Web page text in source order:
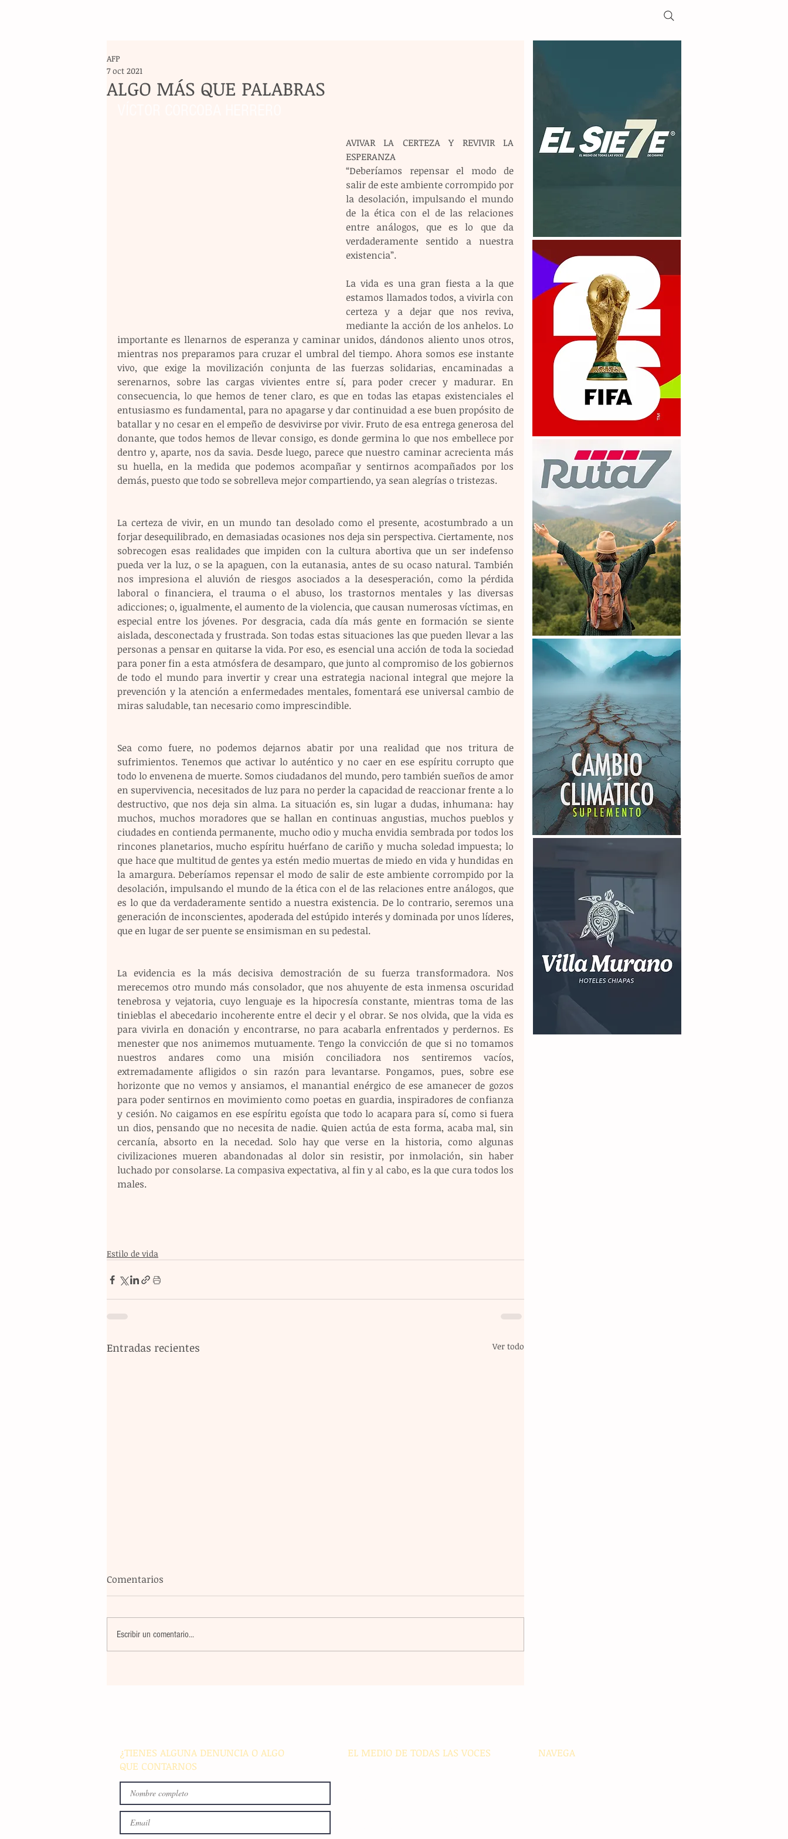
ALGO MÁS QUE PALABRAS
AFP
7 oct 2021
AVIVAR LA CERTEZA Y REVIVIR LA
ESPERANZA
“Deberíamos repensar el modo de
salir de este ambiente corrompido por
la desolación, impulsando el mundo
de la ética con el de las relaciones
entre análogos, que es lo que da
verdaderamente sentido a nuestra
existencia”.
La vida es una gran fiesta a la que
estamos llamados todos, a vivirla con
certeza y a dejar que nos reviva,
mediante la acción de los anhelos. Lo
importante es llenarnos de esperanza y caminar unidos, dándonos aliento unos otros,
mientras nos preparamos para cruzar el umbral del tiempo. Ahora somos ese instante
vivo, que exige la movilización conjunta de las fuerzas solidarias, encaminadas a
serenarnos, sobre las cargas vivientes entre sí, para poder crecer y madurar. En
consecuencia, lo que hemos de tener claro, es que en todas las etapas existenciales el
entusiasmo es fundamental, para no apagarse y dar continuidad a ese buen propósito de
batallar y no cesar en el empeño de desvivirse por vivir. Fruto de esa entrega generosa del
donante, que todos hemos de llevar consigo, es donde germina lo que nos embellece por
dentro y, aparte, nos da savia. Desde luego, parece que nuestro caminar acrecienta más
su huella, en la medida que podemos acompañar y sentirnos acompañados por los
demás, puesto que todo se sobrelleva mejor compartiendo, ya sean alegrías o tristezas.
La certeza de vivir, en un mundo tan desolado como el presente, acostumbrado a un
forjar desequilibrado, en demasiadas ocasiones nos deja sin perspectiva. Ciertamente, nos
sobrecogen esas realidades que impiden con la cultura abortiva que un ser indefenso
pueda ver la luz, o se la apaguen, con la eutanasia, antes de su ocaso natural. También
nos impresiona el aluvión de riesgos asociados a la desesperación, como la pérdida
laboral o financiera, el trauma o el abuso, los trastornos mentales y las diversas
adicciones; o, igualmente, el aumento de la violencia, que causan numerosas víctimas, en
especial entre los jóvenes. Por desgracia, cada día más gente en formación se siente
aislada, desconectada y frustrada. Son todas estas situaciones las que pueden llevar a las
personas a pensar en quitarse la vida. Por eso, es esencial una acción de toda la sociedad
para poner fin a esta atmósfera de desamparo, que junto al compromiso de los gobiernos
de todo el mundo para invertir y crear una estrategia nacional integral que mejore la
prevención y la atención a enfermedades mentales, fomentará ese universal cambio de
miras saludable, tan necesario como imprescindible.
Sea como fuere, no podemos dejarnos abatir por una realidad que nos tritura de
sufrimientos. Tenemos que activar lo auténtico y no caer en ese espíritu corrupto que
todo lo envenena de muerte. Somos ciudadanos del mundo, pero también sueños de amor
en supervivencia, necesitados de luz para no perder la capacidad de reaccionar frente a lo
destructivo, que nos deja sin alma. La situación es, sin lugar a dudas, inhumana: hay
muchos, muchos moradores que se hallan en continuas angustias, muchos pueblos y
ciudades en contienda permanente, mucho odio y mucha envidia sembrada por todos los
rincones planetarios, mucho espíritu huérfano de cariño y mucha soledad impuesta; lo
que hace que multitud de gentes ya estén medio muertas de miedo en vida y hundidas en
la amargura. Deberíamos repensar el modo de salir de este ambiente corrompido por la
desolación, impulsando el mundo de la ética con el de las relaciones entre análogos, que
es lo que da verdaderamente sentido a nuestra existencia. De lo contrario, seremos una
generación de inconscientes, apoderada del estúpido interés y dominada por unos líderes,
que en lugar de ser puente se ensimisman en su pedestal.
La evidencia es la más decisiva demostración de su fuerza transformadora. Nos
merecemos otro mundo más consolador, que nos ahuyente de esta inmensa oscuridad
tenebrosa y vejatoria, cuyo lenguaje es la hipocresía constante, mientras toma de las
tinieblas el abecedario incoherente entre el decir y el obrar. Se nos olvida, que la vida es
para vivirla en donación y encontrarse, no para acabarla enfrentados y perdernos. Es
menester que nos animemos mutuamente. Tengo la convicción de que si no tomamos
nuestros andares como una misión conciliadora nos sentiremos vacíos,
extremadamente afligidos o sin razón para levantarse. Pongamos, pues, sobre ese
horizonte que no vemos y ansiamos, el manantial enérgico de ese amanecer de gozos
para poder sentirnos en movimiento como poetas en guardia, inspiradores de confianza
y cesión. No caigamos en ese espíritu egoísta que todo lo acapara para sí, como si fuera
un dios, pensando que no necesita de nadie. Quien actúa de esta forma, acaba mal, sin
cercanía, absorto en la necedad. Solo hay que verse en la historia, como algunas
civilizaciones mueren abandonadas al dolor sin resistir, por inmolación, sin haber
luchado por consolarse. La compasiva expectativa, al fin y al cabo, es la que cura todos los
males.
Estilo de vida
Entradas recientes Ver todo
Comentarios
Escribir un comentario...
¿TIENES ALGUNA DENUNCIA O ALGO
QUE CONTARNOS
EL MEDIO DE TODAS LAS VOCES NAVEGA